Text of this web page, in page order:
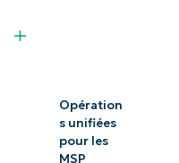
Opération
s unifiées
pour les
MSP